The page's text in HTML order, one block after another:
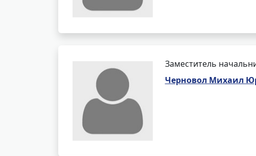
Заместитель
Черновол Михаил